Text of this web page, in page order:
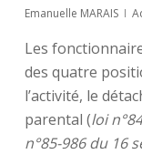
Emanuelle MARAIS
Les
des quatre
l’activité, le
parental (loi
n°85-986 du 16